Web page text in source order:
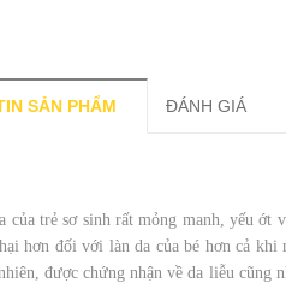
SẢN PHẨM ĐÁNH GIÁ
của trẻ sơ sinh rất mỏng manh, yếu ớt
hơn đối với làn da của bé hơn cả khi
được chứng nhận về da liễu cũng